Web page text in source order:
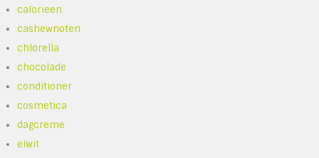
calorieen
cashewnoten
chlorella
chocolade
conditioner
cosmetica
dagcreme
eiwit